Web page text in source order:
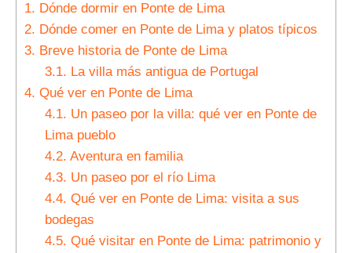
1. Dónde dormir en Ponte de Lima
2. Dónde comer en Ponte de Lima y platos típicos
3. Breve historia de Ponte de Lima
3.1. La villa más antigua de Portugal
4. Qué ver en Ponte de Lima
4.1. Un paseo por la villa: qué ver en Ponte de
Lima pueblo
4.2. Aventura en familia
4.3. Un paseo por el río Lima
4.4. Qué ver en Ponte de Lima: visita a sus
bodegas
4.5. Qué visitar en Ponte de Lima: patrimonio y